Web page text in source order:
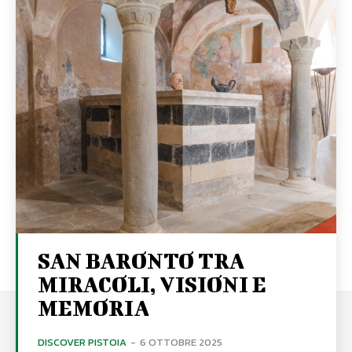
SAN BARONTO TRA
MIRACOLI, VISIONI E
MEMORIA
DISCOVER PISTOIA - 6 OTTOBRE 2025